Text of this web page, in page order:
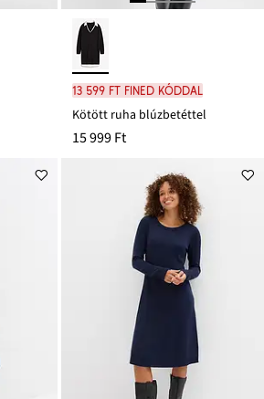
13 599 Ft FINED kóddal
Kötött ruha blúzbetéttel
15 999 Ft